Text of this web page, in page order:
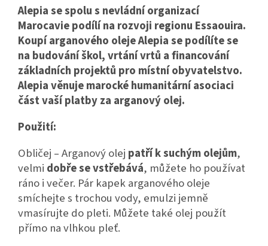
Alepia se spolu s nevládní organizací
Marocavie podílí na rozvoji regionu Essaouira.
Koupí arganového oleje Alepia se podílíte se
na budování škol, vrtání vrtů a financování
základních projektů pro místní obyvatelstvo.
Alepia věnuje marocké humanitární asociaci
část vaší platby za arganový olej.
Použití:
Obličej – Arganový olej patří k suchým olejům,
velmi dobře se vstřebává, můžete ho používat
ráno i večer. Pár kapek arganového oleje
smíchejte s trochou vody, emulzi jemně
vmasírujte do pleti. Můžete také olej použít
přímo na vlhkou pleť.